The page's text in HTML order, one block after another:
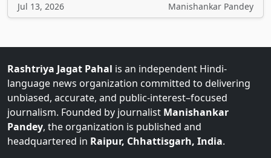
Jul 13, 2026 Manishankar Pandey
Rashtriya Jagat Pahal is an independent Hindi-
language news organization committed to delivering
unbiased, accurate, and public-interest–focused
journalism. Founded by journalist Manishankar
Pandey, the organization is published and
headquartered in Raipur, Chhattisgarh, India.